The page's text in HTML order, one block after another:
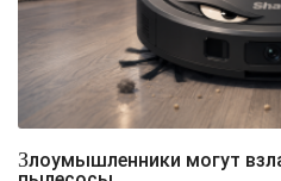
Злоумышленники могут взламывать роботы-